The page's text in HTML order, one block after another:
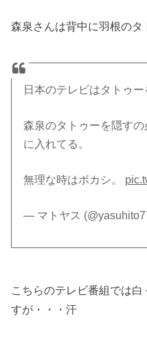
森泉さんは背中に羽根のタ
日本のテレビはタトゥー
森泉のタトゥーを隠す
に入れてる。
無理な時はボカシ。
— マトヤス
こちらのテレビ番組では
すが・・・汗